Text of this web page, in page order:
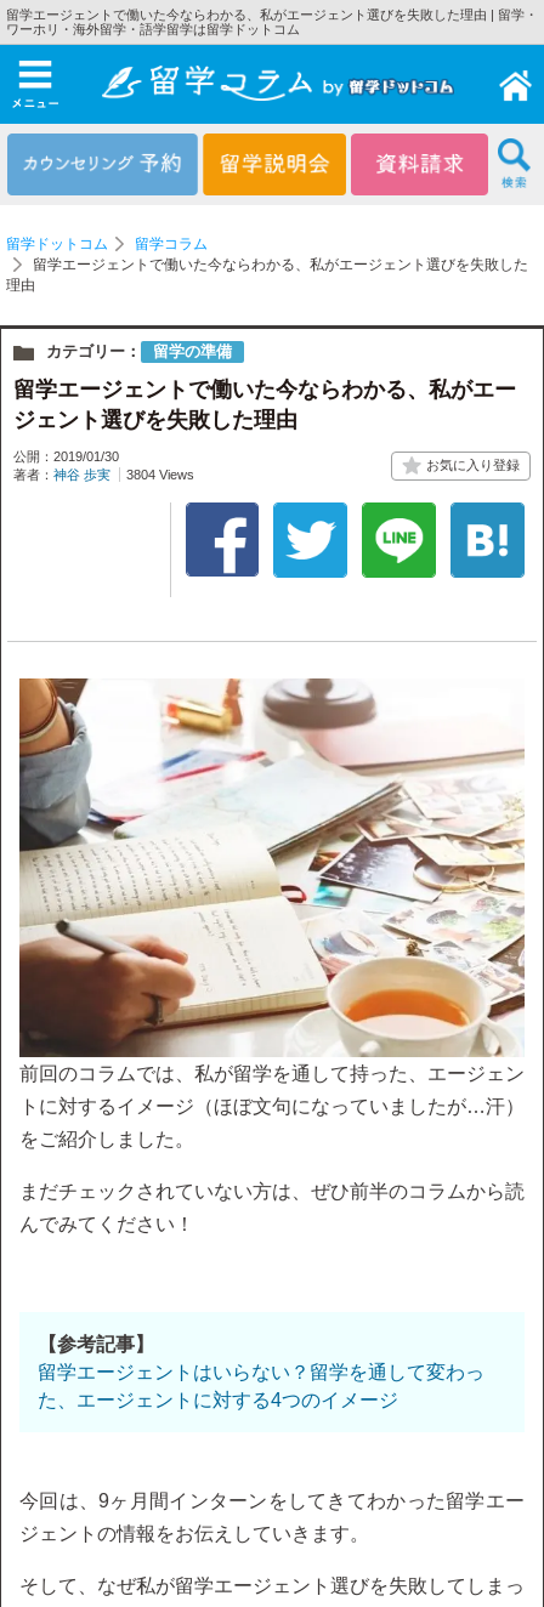
留学エージェントで働いた今ならわかる、私がエージェント選びを失敗した理由 | 留学・
ワーホリ・海外留学・語学留学は留学ドットコム
メニュー
留学ドットコム
留学コラム
留学エージェントで働いた今ならわかる、私がエージェント選びを失敗した
理由
カテゴリー： 留学の準備
留学エージェントで働いた今ならわかる、私がエー
ジェント選びを失敗した理由
公開：2019/01/30
著者： 神谷 歩実 3804 Views
前回のコラムでは、私が留学を通して持った、エージェン
トに対するイメージ（ほぼ文句になっていましたが…汗）
をご紹介しました。
まだチェックされていない方は、ぜひ前半のコラムから読
んでみてください！
【参考記事】
留学エージェントはいらない？留学を通して変わっ
た、エージェントに対する4つのイメージ
今回は、9ヶ月間インターンをしてきてわかった留学エー
ジェントの情報をお伝えしていきます。
そして、なぜ私が留学エージェント選びを失敗してしまっ